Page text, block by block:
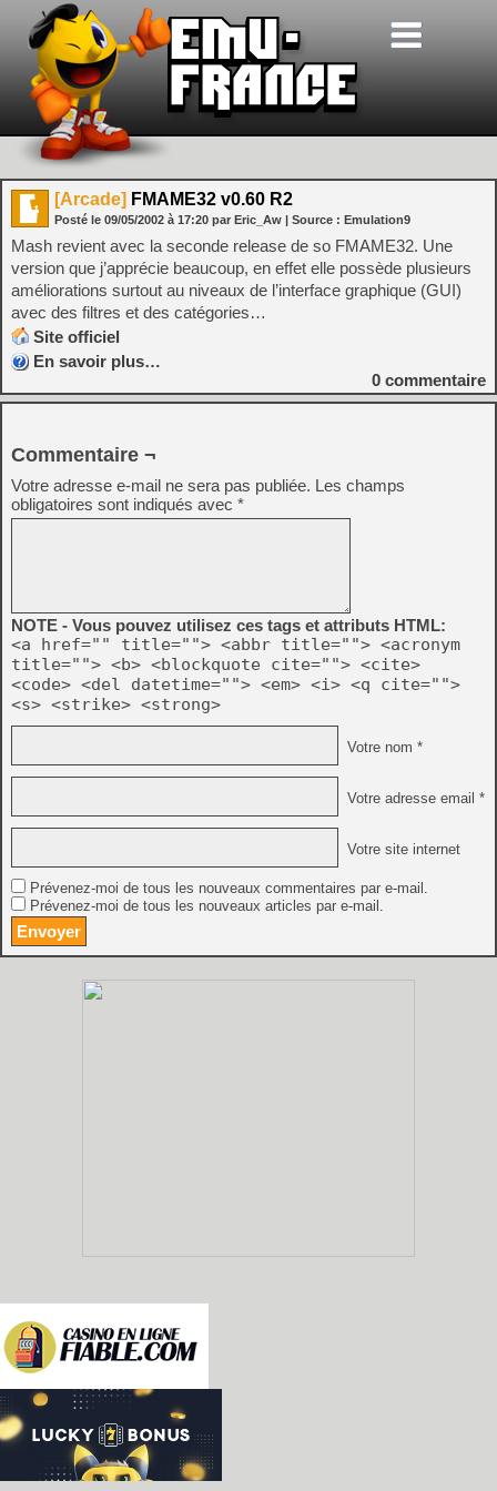
[Arcade] FMAME32 v0.60 R2
Posté le 09/05/2002 à 17:20 par Eric_Aw | Source : Emulation9
Mash revient avec la seconde release de so FMAME32. Une
version que j’apprécie beaucoup, en effet elle possède plusieurs
améliorations surtout au niveaux de l’interface graphique (GUI)
avec des filtres et des catégories…
Site officiel
En savoir plus…
0 commentaire
Commentaire ¬
Votre adresse e-mail ne sera pas publiée. Les champs
obligatoires sont indiqués avec *
NOTE - Vous pouvez utilisez ces tags et attributs HTML:
<a href="" title=""> <abbr title=""> <acronym
title=""> <b> <blockquote cite=""> <cite>
<code> <del datetime=""> <em> <i> <q cite="">
<s> <strike> <strong>
Votre nom *
Votre adresse email *
Votre site internet
Prévenez-moi de tous les nouveaux commentaires par e-mail.
Prévenez-moi de tous les nouveaux articles par e-mail.